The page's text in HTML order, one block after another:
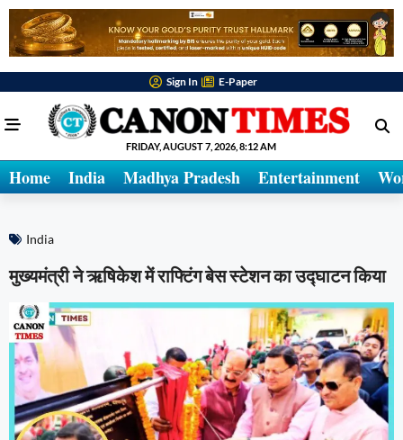
Sign In E-Paper
FRIDAY, AUGUST 7, 2026, 8:12 AM
Home India Madhya Pradesh Entertainment
India
मुख्यमंत्री ने ऋषिकेश में राफ्टिंग बेस स्टेशन का उद्घाटन किया